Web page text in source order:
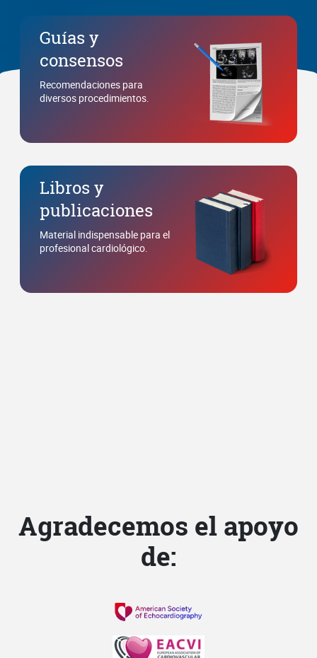
Guías y
consensos
Recomendaciones para
diversos procedimientos.
Libros y
publicaciones
Material indispensable para el
profesional cardiológico.
Agradecemos el apoyo
de: